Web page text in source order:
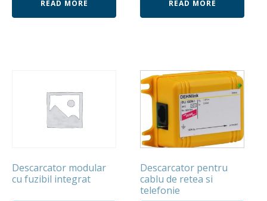
READ MORE READ MORE
Descarcator modular
cu fuzibil integrat
Descarcator pentru
cablu de retea si
telefonie